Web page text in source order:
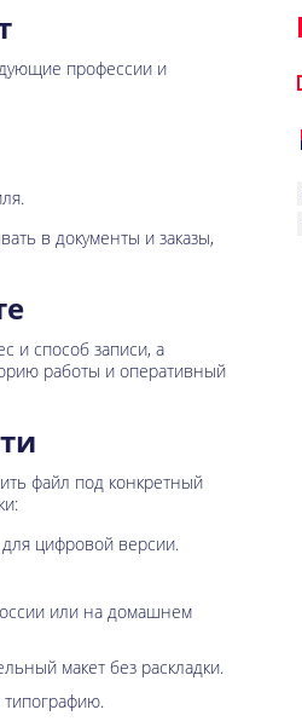
профессии и
в документы и заказы,
и способ записи, а
работы и оперативный
файл под конкретный
цифровой версии.
или на домашнем
макет без раскладки.